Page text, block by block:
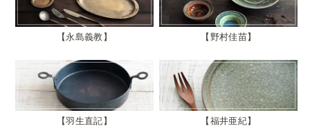
永島義教 野村佳苗
羽生直記 福井亜紀